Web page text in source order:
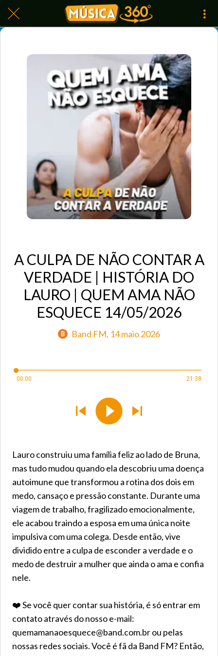
A CULPA DE NÃO CONTAR A
VERDADE | HISTÓRIA DO
LAURO | QUEM AMA NÃO
ESQUECE 14/05/2026
B Band FM, 14 maio 2026
00:00 21:38
Lauro construiu uma família feliz ao lado de Bruna,
mas tudo mudou quando ela descobriu uma doença
autoimune que transformou a rotina dos dois em
medo, cansaço e pressão constante. Durante uma
viagem de trabalho, fragilizado emocionalmente,
ele acabou traindo a esposa em uma única noite
impulsiva com uma colega. Desde então, vive
dividido entre a culpa de esconder a verdade e o
medo de destruir a mulher que ainda o ama e confia
nele.
❤️ Se você quer contar sua história, é só entrar em
contato através do nosso e-mail:
quemamanaoesquece@band.com.br ou pelas
nossas redes sociais. Você é fã da Band FM? Então,